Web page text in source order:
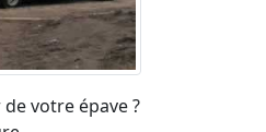
votre épave ?